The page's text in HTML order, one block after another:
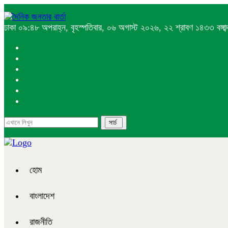
ঢাকা ০৯:৪৮ অপরাহ্ন, বৃহস্পতিবার, ০৬ অগাস্ট ২০২৬, ২২ শ্রাবণ ১৪৩৩
হোম
বাংলাদেশ
রাজনীতি